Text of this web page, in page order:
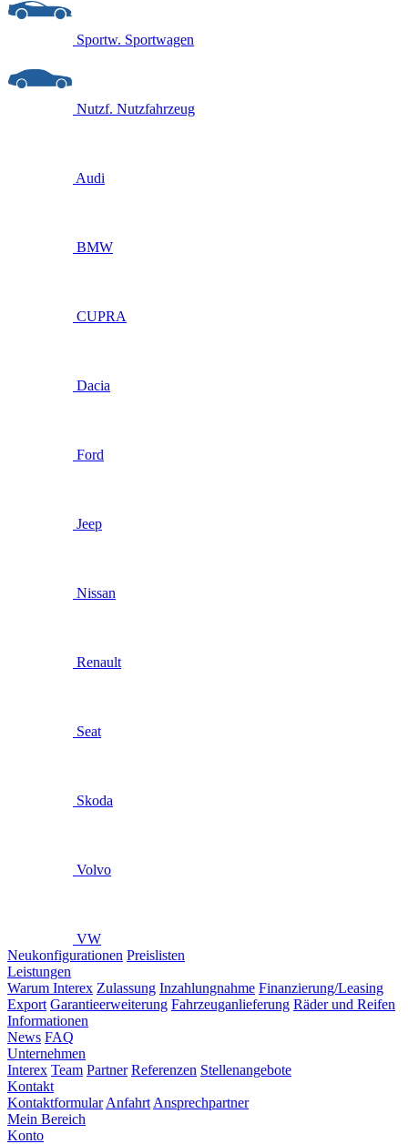
Sportw. Sportwagen
Nutzf. Nutzfahrzeug
Audi
BMW
CUPRA
Dacia
Ford
Jeep
Nissan
Renault
Seat
Skoda
Volvo
VW
Neukonfigurationen Preislisten
Leistungen
Warum Interex Zulassung Inzahlungnahme Finanzierung/Leasing
Export Garantieerweiterung Fahrzeuganlieferung Räder und Reifen
Informationen
News FAQ
Unternehmen
Interex Team Partner Referenzen Stellenangebote
Kontakt
Kontaktformular Anfahrt Ansprechpartner
Mein Bereich
Konto